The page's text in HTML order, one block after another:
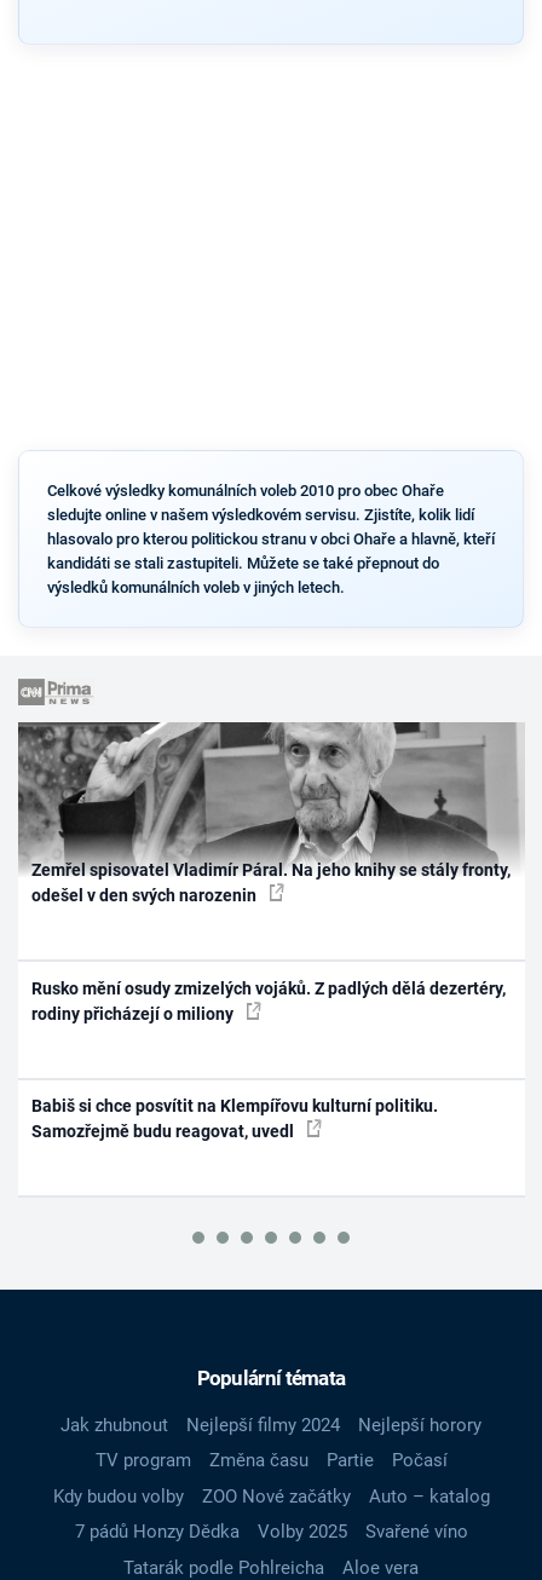
Celkové výsledky komunálních voleb 2010 pro obec Ohaře
sledujte online v našem výsledkovém servisu. Zjistíte, kolik lidí
hlasovalo pro kterou politickou stranu v obci Ohaře a hlavně, kteří
kandidáti se stali zastupiteli. Můžete se také přepnout do
výsledků komunálních voleb v jiných letech.
Zemřel spisovatel Vladimír Páral. Na jeho knihy se stály fronty,
odešel v den svých narozenin
Rusko mění osudy zmizelých vojáků. Z padlých dělá dezertéry,
rodiny přicházejí o miliony
Babiš si chce posvítit na Klempířovu kulturní politiku.
Samozřejmě budu reagovat, uvedl
Populární témata
Jak zhubnout Nejlepší filmy 2024
Nejlepší horory
TV program
Změna času Partie
Počasí
Kdy budou volby
ZOO Nové začátky
Auto – katalog
7 pádů Honzy Dědka
Volby 2025
Svařené víno
Tatarák podle Pohlreicha
Aloe vera